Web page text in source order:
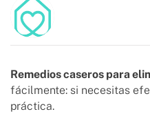
Remedios caseros para
fácilmente: si necesitas
práctica.